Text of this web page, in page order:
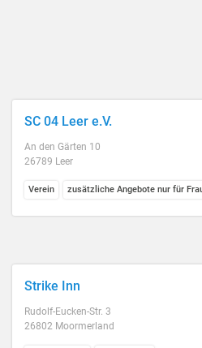
SC 04 Leer e.V.
An den Gärten 10
26789 Leer
Verein zusätzliche Angebote nur für
Strike Inn
Rudolf-Eucken-Str. 3
26802 Moormerland